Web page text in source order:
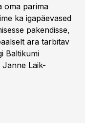
oma parima
ka igapäevased
pakendisse,
ära tarbitav
Baltikumi
Laik-